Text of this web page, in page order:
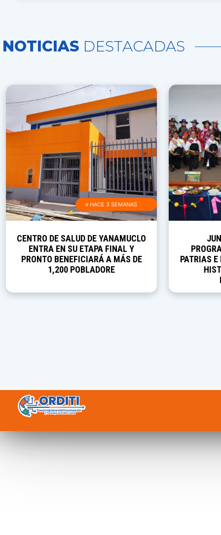
NOTICIAS DESTACADAS
≡ HACE 3 SEMANAS
CENTRO DE SALUD DE YANAMUCLO
ENTRA EN SU ETAPA FINAL Y
PRONTO BENEFICIARÁ A MÁS DE
1,200 POBLADORE
PATRIAS